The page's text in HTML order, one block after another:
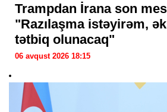
Trampdan İrana son
"Razılaşma istəyirəm,
tətbiq olunacaq"
06 avqust 2026 18:15